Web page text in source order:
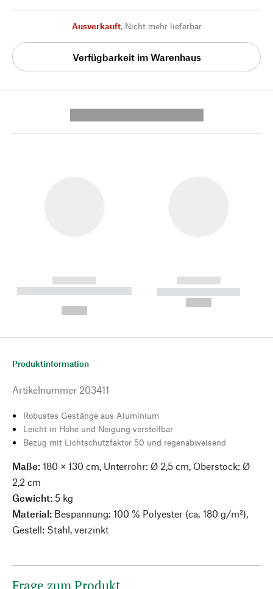
Ausverkauft, Nicht mehr lieferbar
Verfügbarkeit im Warenhaus
------------
----------- ----------- --------
------------
----------- -----------
Produktinformation
Artikelnummer 203411
Robustes Gestänge aus Aluminium
Leicht in Höhe und Neigung verstellbar
Bezug mit Lichtschutzfaktor 50 und regenabweisend
Maße: 180 × 130 cm, Unterrohr: Ø 2,5 cm, Oberstock: Ø
2,2 cm
Gewicht: 5 kg
Material: Bespannung: 100 % Polyester (ca. 180 g/m²),
Gestell: Stahl, verzinkt
Frage zum Produkt